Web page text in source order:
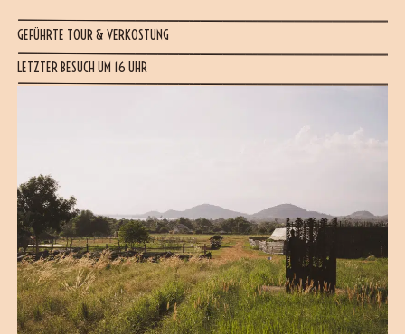
GEFÜHRTE TOUR & VERKOSTUNG
LETZTER BESUCH UM 16 UHR